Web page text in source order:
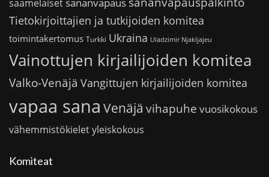
saamelaiset
Tietokirjoittajien ja tutkijoiden komitea
toimintakertomus Turkki Ukraina Uladzimir Njakljajeu
Vainottujen kirjailijoiden komitea
Valko-Venäjä Vangittujen kirjailijoiden komitea
vapaa sana Venäjä vihapuhe vuosikokous
vähemmistökieletyleiskokous
Komiteat